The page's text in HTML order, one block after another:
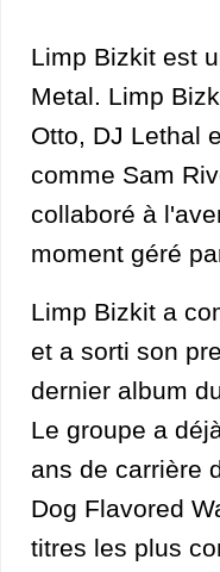
Limp Bizkit est
Metal. Limp
Otto, DJ Lethal
comme Sam
collaboré à
moment géré
Limp Bizkit a
et a sorti son
dernier album
Le groupe a
ans de carrière
Dog Flavored
titres les plus